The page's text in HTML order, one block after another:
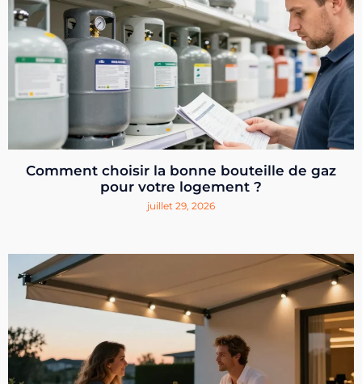
Comment choisir la bonne bouteille de gaz
pour votre logement ?
juillet 29, 2026